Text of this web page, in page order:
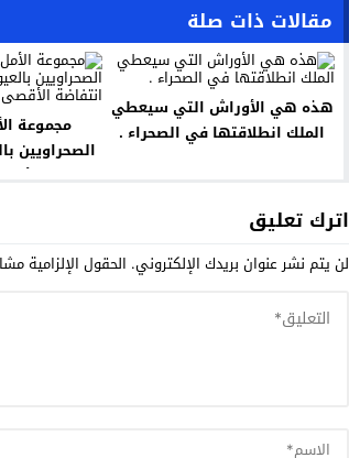
مقالات ذات صلة
هذه هي الأوراش التي سيعطي
الملك انطلاقتها في الصحراء .
مجموعة
الصحراويين
انتفاضة
اترك تعليق
لن يتم نشر عنوان بريدك الإلكتروني. الحقول الإلزامية